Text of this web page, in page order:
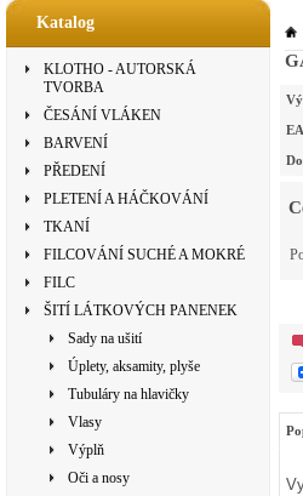
Katalog
KLOTHO - AUTORSKÁ
TVORBA
ČESÁNÍ VLÁKEN
BARVENÍ
PŘEDENÍ
PLETENÍ A HÁČKOVÁNÍ
TKANÍ
FILCOVÁNÍ SUCHÉ A MOKRÉ
FILC
ŠITÍ LÁTKOVÝCH PANENEK
Sady na ušití
Úplety, aksamity, plyše
Tubuláry na hlavičky
Vlasy
Výplň
Oči a nosy